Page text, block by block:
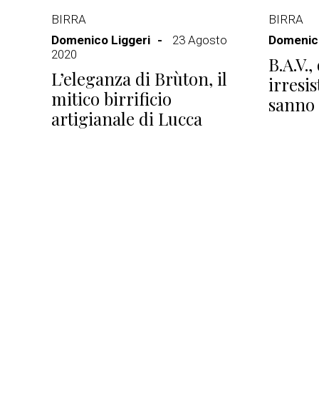
BIRRA
Domenico Liggeri
23 Agosto
2020
L’eleganza di Brùton, il
mitico birrificio
artigianale di Lucca
BIRRA